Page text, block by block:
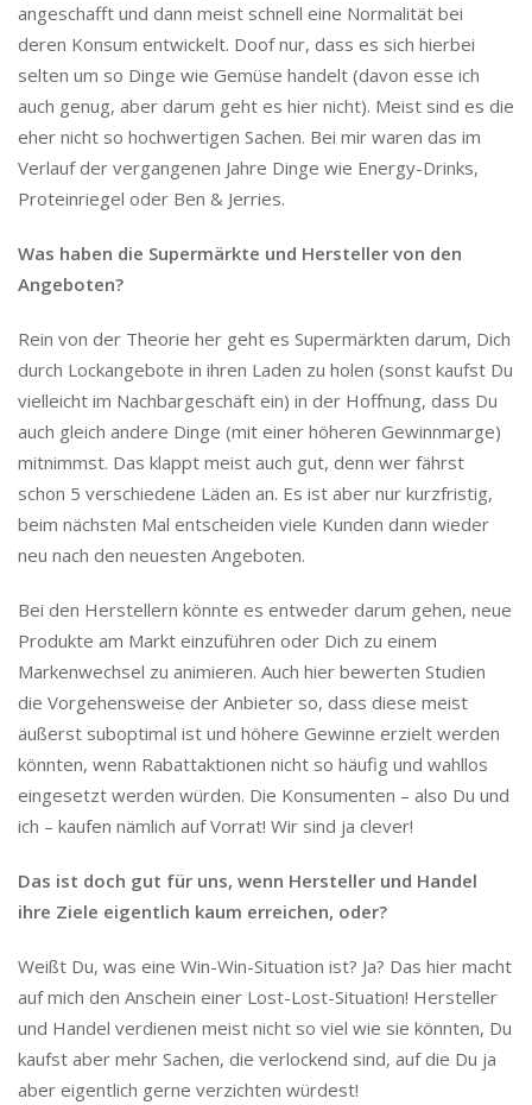
angeschafft und dann meist schnell eine Normalität bei
deren Konsum entwickelt. Doof nur, dass es sich hierbei
selten um so Dinge wie Gemüse handelt (davon esse ich
auch genug, aber darum geht es hier nicht). Meist sind es die
eher nicht so hochwertigen Sachen. Bei mir waren das im
Verlauf der vergangenen Jahre Dinge wie Energy-Drinks,
Proteinriegel oder Ben & Jerries.
Was haben die Supermärkte und Hersteller von den
Angeboten?
Rein von der Theorie her geht es Supermärkten darum, Dich
durch Lockangebote in ihren Laden zu holen (sonst kaufst Du
vielleicht im Nachbargeschäft ein) in der Hoffnung, dass Du
auch gleich andere Dinge (mit einer höheren Gewinnmarge)
mitnimmst. Das klappt meist auch gut, denn wer fährst
schon 5 verschiedene Läden an. Es ist aber nur kurzfristig,
beim nächsten Mal entscheiden viele Kunden dann wieder
neu nach den neuesten Angeboten.
Bei den Herstellern könnte es entweder darum gehen, neue
Produkte am Markt einzuführen oder Dich zu einem
Markenwechsel zu animieren. Auch hier bewerten Studien
die Vorgehensweise der Anbieter so, dass diese meist
äußerst suboptimal ist und höhere Gewinne erzielt werden
könnten, wenn Rabattaktionen nicht so häufig und wahllos
eingesetzt werden würden. Die Konsumenten – also Du und
ich – kaufen nämlich auf Vorrat! Wir sind ja clever!
Das ist doch gut für uns, wenn Hersteller und Handel
ihre Ziele eigentlich kaum erreichen, oder?
Weißt Du, was eine Win-Win-Situation ist? Ja? Das hier macht
auf mich den Anschein einer Lost-Lost-Situation! Hersteller
und Handel verdienen meist nicht so viel wie sie könnten, Du
kaufst aber mehr Sachen, die verlockend sind, auf die Du ja
aber eigentlich gerne verzichten würdest!